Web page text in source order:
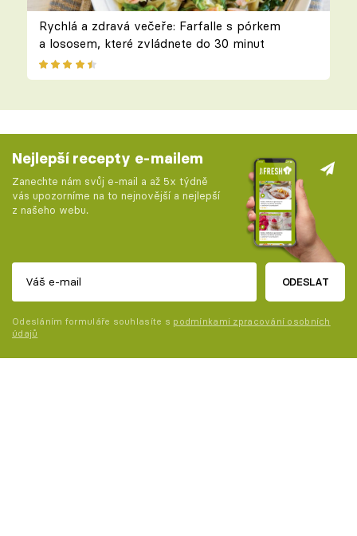
Rychlá a zdravá večeře: Farfalle s pórkem
a lososem, které zvládnete do 30 minut
Nejlepší recepty e-mailem
Zanechte nám svůj e-mail a až 5x týdně
vás upozorníme na to nejnovější a nejlepší
z našeho webu.
ODESLAT
Odesláním formuláře souhlasíte s podmínkami zpracování osobních
údajů